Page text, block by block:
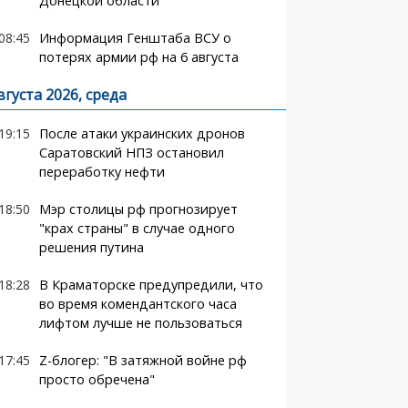
Информация Генштаба ВСУ о
потерях армии рф на 6 августа
2026, среда
После атаки украинских дронов
Саратовский НПЗ остановил
переработку нефти
Мэр столицы рф прогнозирует
"крах страны" в случае одного
решения путина
В Краматорске предупредили, что
во время комендантского часа
лифтом лучше не пользоваться
Z-блогер: "В затяжной войне рф
просто обречена"